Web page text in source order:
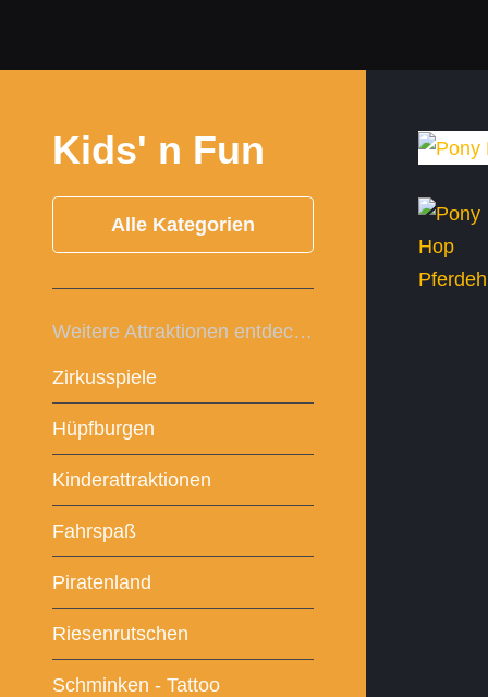
Kids' n Fun
Alle Kategorien
Weitere Attraktionen entdecken:
Zirkusspiele
Hüpfburgen
Kinderattraktionen
Fahrspaß
Piratenland
Riesenrutschen
Schminken - Tattoo